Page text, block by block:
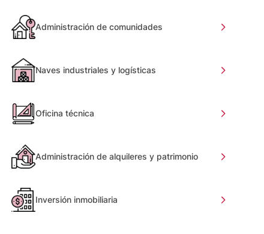
Administración de comunidades
Naves industriales y logísticas
Oficina técnica
Administración de alquileres y patrimonio
Inversión inmobiliaria